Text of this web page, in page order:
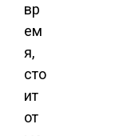
вр
ем
я,
сто
ит
от